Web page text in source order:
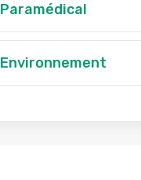
Paramédical
Environnement